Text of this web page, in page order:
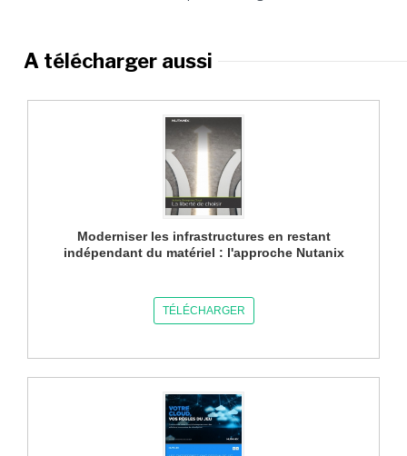
A télécharger aussi
Moderniser les infrastructures en restant
indépendant du matériel : l'approche Nutanix
TÉLÉCHARGER